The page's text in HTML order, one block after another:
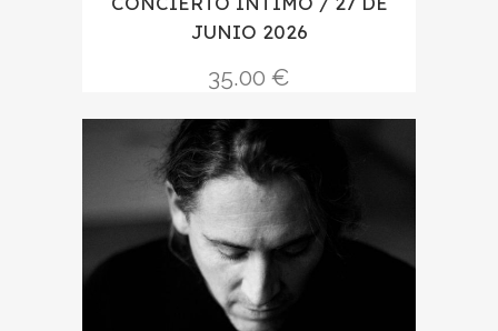
JUNIO 2026
35.00 €